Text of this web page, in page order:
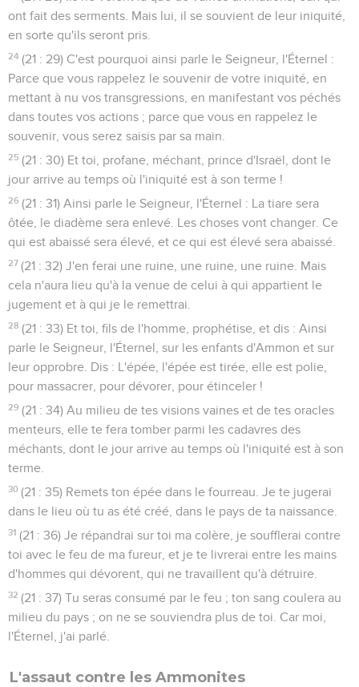
ont fait des serments. Mais lui, il se souvient de leur iniquité,
en sorte qu'ils seront pris.
24 (21 : 29) C'est pourquoi ainsi parle le Seigneur, l'Éternel :
Parce que vous rappelez le souvenir de votre iniquité, en
mettant à nu vos transgressions, en manifestant vos péchés
dans toutes vos actions ; parce que vous en rappelez le
souvenir, vous serez saisis par sa main.
25 (21 : 30) Et toi, profane, méchant, prince d'Israël, dont le
jour arrive au temps où l'iniquité est à son terme !
26 (21 : 31) Ainsi parle le Seigneur, l'Éternel : La tiare sera
ôtée, le diadème sera enlevé. Les choses vont changer. Ce
qui est abaissé sera élevé, et ce qui est élevé sera abaissé.
27 (21 : 32) J'en ferai une ruine, une ruine, une ruine. Mais
cela n'aura lieu qu'à la venue de celui à qui appartient le
jugement et à qui je le remettrai.
28 (21 : 33) Et toi, fils de l'homme, prophétise, et dis : Ainsi
parle le Seigneur, l'Éternel, sur les enfants d'Ammon et sur
leur opprobre. Dis : L'épée, l'épée est tirée, elle est polie,
pour massacrer, pour dévorer, pour étinceler !
29 (21 : 34) Au milieu de tes visions vaines et de tes oracles
menteurs, elle te fera tomber parmi les cadavres des
méchants, dont le jour arrive au temps où l'iniquité est à son
terme.
30 (21 : 35) Remets ton épée dans le fourreau. Je te jugerai
dans le lieu où tu as été créé, dans le pays de ta naissance.
31 (21 : 36) Je répandrai sur toi ma colère, je soufflerai contre
toi avec le feu de ma fureur, et je te livrerai entre les mains
d'hommes qui dévorent, qui ne travaillent qu'à détruire.
32 (21 : 37) Tu seras consumé par le feu ; ton sang coulera au
milieu du pays ; on ne se souviendra plus de toi. Car moi,
l'Éternel, j'ai parlé.
L'assaut contre les Ammonites